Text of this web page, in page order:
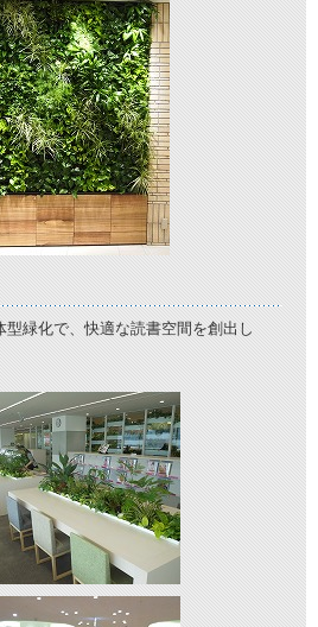
緑化で、快適な読書空間を創出し